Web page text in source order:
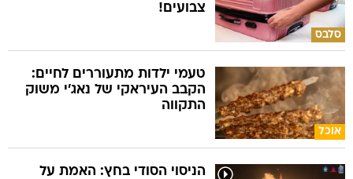
סלבס
צבועים!
אוכל
טעמי ילדות מתעוררים לחיים:
הקבב העיראקי של נאג׳י משוק
התקווה
הניסוי הסודי בחץ: האמת על